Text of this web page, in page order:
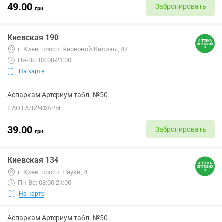
49.00 грн Забронировать
Киевская 190
г. Киев, просп. Червоной Калины, 47
Пн-Вс: 08:00-21:00
На карте
Аспаркам Артериум табл. №50
ПАО ГАЛИЧФАРМ
39.00 грн Забронировать
Киевская 134
г. Киев, просп. Науки, 4
Пн-Вс: 08:00-21:00
На карте
Аспаркам Артериум табл. №50